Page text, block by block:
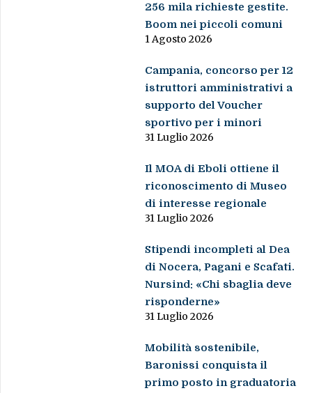
256 mila richieste gestite.
Boom nei piccoli comuni
1 Agosto 2026
Campania, concorso per 12
istruttori amministrativi a
supporto del Voucher
sportivo per i minori
31 Luglio 2026
Il MOA di Eboli ottiene il
riconoscimento di Museo
di interesse regionale
31 Luglio 2026
Stipendi incompleti al Dea
di Nocera, Pagani e Scafati.
Nursind: «Chi sbaglia deve
risponderne»
31 Luglio 2026
Mobilità sostenibile,
Baronissi conquista il
primo posto in graduatoria